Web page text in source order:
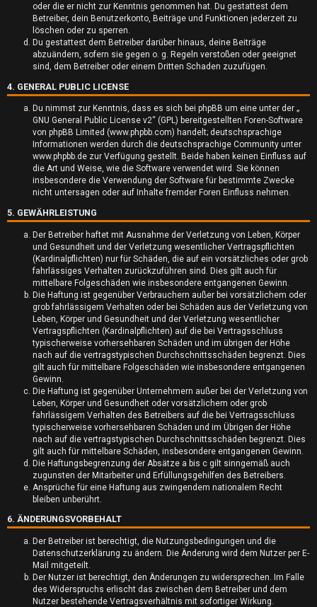
h
n
oder die er nicht zur Kenntnis genommen hat. Du gestattest dem
Betreiber, dein Benutzerkonto, Beiträge und Funktionen jederzeit zu
löschen oder zu sperren.
Du gestattest dem Betreiber darüber hinaus, deine Beiträge
abzuändern, sofern sie gegen o. g. Regeln verstoßen oder geeignet
sind, dem Betreiber oder einem Dritten Schaden zuzufügen.
4. GENERAL PUBLIC LICENSE
Du nimmst zur Kenntnis, dass es sich bei phpBB um eine unter der „
GNU General Public License v2“ (GPL) bereitgestellten Foren-Software
von phpBB Limited (www.phpbb.com) handelt; deutschsprachige
Informationen werden durch die deutschsprachige Community unter
www.phpbb.de zur Verfügung gestellt. Beide haben keinen Einfluss auf
die Art und Weise, wie die Software verwendet wird. Sie können
insbesondere die Verwendung der Software für bestimmte Zwecke
nicht untersagen oder auf Inhalte fremder Foren Einfluss nehmen.
5. GEWÄHRLEISTUNG
Der Betreiber haftet mit Ausnahme der Verletzung von Leben, Körper
und Gesundheit und der Verletzung wesentlicher Vertragspflichten
(Kardinalpflichten) nur für Schäden, die auf ein vorsätzliches oder grob
fahrlässiges Verhalten zurückzuführen sind. Dies gilt auch für
mittelbare Folgeschäden wie insbesondere entgangenen Gewinn.
Die Haftung ist gegenüber Verbrauchern außer bei vorsätzlichem oder
grob fahrlässigem Verhalten oder bei Schäden aus der Verletzung von
Leben, Körper und Gesundheit und der Verletzung wesentlicher
Vertragspflichten (Kardinalpflichten) auf die bei Vertragsschluss
typischerweise vorhersehbaren Schäden und im übrigen der Höhe
nach auf die vertragstypischen Durchschnittsschäden begrenzt. Dies
gilt auch für mittelbare Folgeschäden wie insbesondere entgangenen
Gewinn.
Die Haftung ist gegenüber Unternehmern außer bei der Verletzung von
Leben, Körper und Gesundheit oder vorsätzlichem oder grob
fahrlässigem Verhalten des Betreibers auf die bei Vertragsschluss
typischerweise vorhersehbaren Schäden und im Übrigen der Höhe
nach auf die vertragstypischen Durchschnittsschäden begrenzt. Dies
gilt auch für mittelbare Schäden, insbesondere entgangenen Gewinn.
Die Haftungsbegrenzung der Absätze a bis c gilt sinngemäß auch
zugunsten der Mitarbeiter und Erfüllungsgehilfen des Betreibers.
Ansprüche für eine Haftung aus zwingendem nationalem Recht
bleiben unberührt.
6. ÄNDERUNGSVORBEHALT
Der Betreiber ist berechtigt, die Nutzungsbedingungen und die
Datenschutzerklärung zu ändern. Die Änderung wird dem Nutzer per E-
Mail mitgeteilt.
Der Nutzer ist berechtigt, den Änderungen zu widersprechen. Im Falle
des Widerspruchs erlischt das zwischen dem Betreiber und dem
Nutzer bestehende Vertragsverhältnis mit sofortiger Wirkung.